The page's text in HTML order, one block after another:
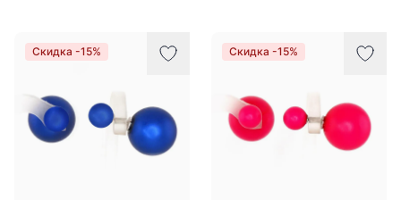
Скидка -15% Скидка -15%